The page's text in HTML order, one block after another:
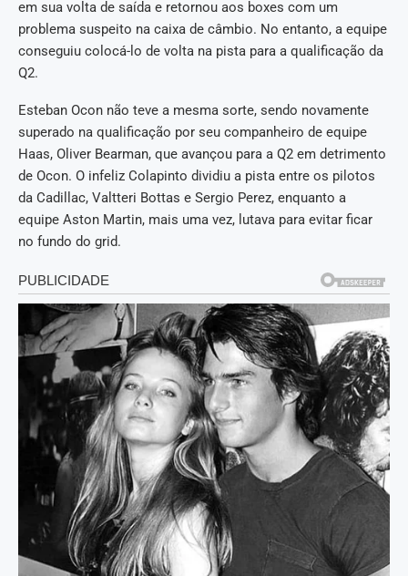
em sua volta de saída e retornou aos boxes com um
problema suspeito na caixa de câmbio. No entanto, a equipe
conseguiu colocá-lo de volta na pista para a qualificação da
Q2.
Esteban Ocon não teve a mesma sorte, sendo novamente
superado na qualificação por seu companheiro de equipe
Haas, Oliver Bearman, que avançou para a Q2 em detrimento
de Ocon. O infeliz Colapinto dividiu a pista entre os pilotos
da Cadillac, Valtteri Bottas e Sergio Perez, enquanto a
equipe Aston Martin, mais uma vez, lutava para evitar ficar
no fundo do grid.